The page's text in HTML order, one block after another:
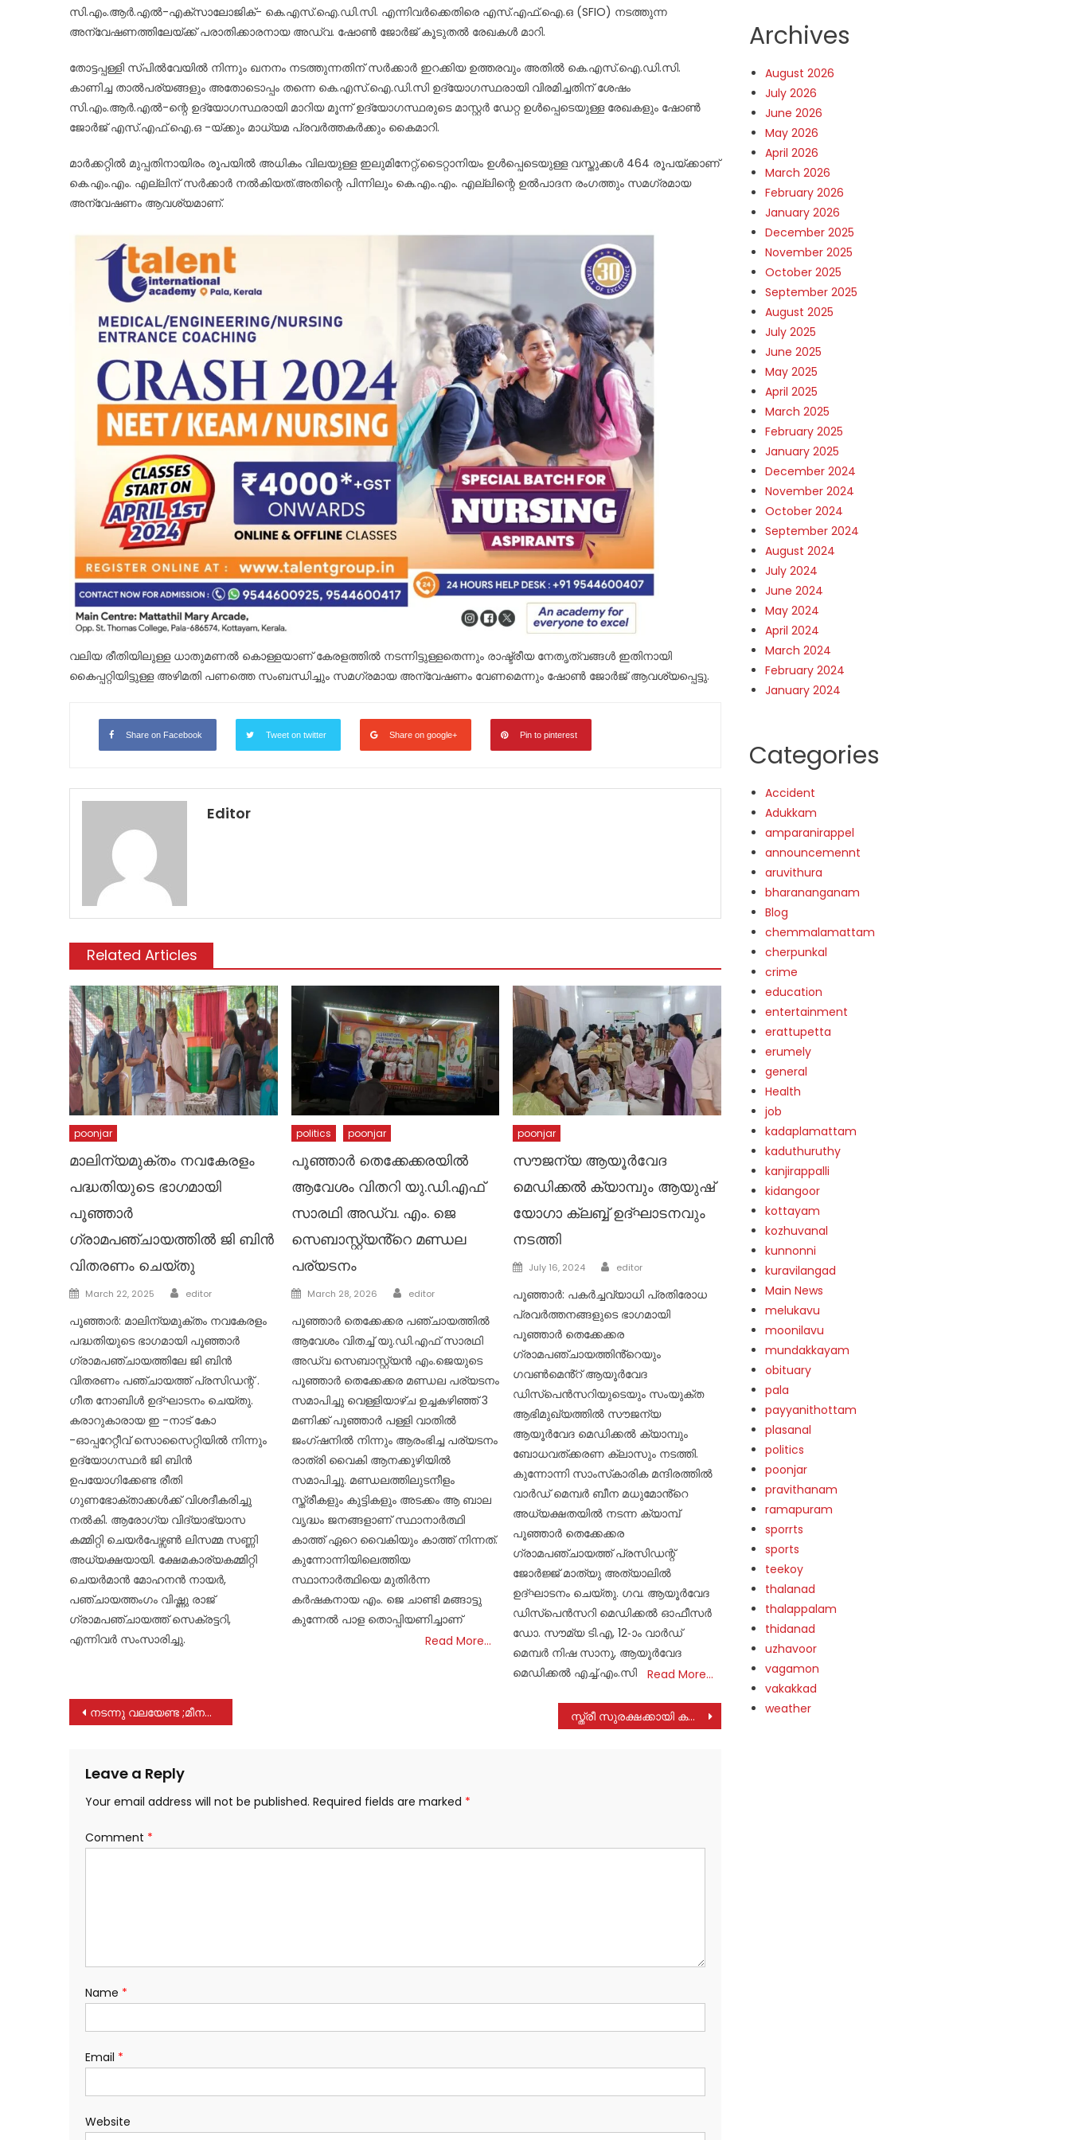
സി.എം.ആർ.എൽ-എക്സാലോജിക്- കെ.എസ്.ഐ.ഡി.സി. എന്നിവർക്കെതിരെ എസ്.എഫ്.ഐ.ഒ (SFIO) നടത്തുന്ന
അന്വേഷണത്തിലേയ്ക്ക് പരാതിക്കാരനായ അഡ്വ. ഷോൺ ജോർജ് കൂടുതൽ രേഖകൾ മാറി.
തോട്ടപ്പള്ളി സ്പിൽവേയിൽ നിന്നും ഖനനം നടത്തുന്നതിന് സർക്കാർ ഇറക്കിയ ഉത്തരവും അതിൽ കെ.എസ്.ഐ.ഡി.സി.
കാണിച്ച താൽപര്യങ്ങളും അതോടൊപ്പം തന്നെ കെ.എസ്.ഐ.ഡി.സി ഉദ്യോഗസ്ഥരായി വിരമിച്ചതിന് ശേഷം
സി.എം.ആര്‍.എല്‍-ന്റെ ഉദ്യോഗസ്ഥരായി മാറിയ മൂന്ന് ഉദ്യോഗസ്ഥരുടെ മാസ്റ്റർ ഡേറ്റ ഉൾപ്പെടെയുള്ള രേഖകളും ഷോൺ
ജോർജ് എസ്.എഫ്.ഐ.ഒ -യ്ക്കും മാധ്യമ പ്രവർത്തകർക്കും കൈമാറി.
മാർക്കറ്റിൽ മുപ്പതിനായിരം രൂപയിൽ അധികം വിലയുള്ള ഇലുമിനേറ്റ്,ടൈറ്റാനിയം ഉൾപ്പെടെയുള്ള വസ്തുക്കൾ 464 രൂപയ്ക്കാണ്
കെ.എം.എം. എല്ലിന് സർക്കാർ നൽകിയത്.അതിന്റെ പിന്നിലും കെ.എം.എം. എല്ലിന്റെ ഉൽപാദന രംഗത്തും സമഗ്രമായ
അന്വേഷണം ആവശ്യമാണ്.
വലിയ രീതിയിലുള്ള ധാതുമണൽ കൊള്ളയാണ് കേരളത്തിൽ നടന്നിട്ടുള്ളതെന്നും രാഷ്ട്രീയ നേതൃത്വങ്ങൾ ഇതിനായി
കൈപ്പറ്റിയിട്ടുള്ള അഴിമതി പണത്തെ സംബന്ധിച്ചും സമഗ്രമായ അന്വേഷണം വേണമെന്നും ഷോൺ ജോർജ് ആവശ്യപ്പെട്ടു.
Share on Facebook Tweet on twitter Share on google+ Pin to pinterest
Editor
Related Articles
poonjar
മാലിന്യമുക്തം നവകേരളം
പദ്ധതിയുടെ ഭാഗമായി
പൂഞ്ഞാർ
ഗ്രാമപഞ്ചായത്തിൽ ജി ബിൻ
വിതരണം ചെയ്തു
Posted
March 22, 2025 Author
editor
പൂഞ്ഞാർ: മാലിന്യമുക്തം നവകേരളം
പദ്ധതിയുടെ ഭാഗമായി പൂഞ്ഞാർ
ഗ്രാമപഞ്ചായത്തിലേ ജി ബിൻ
വിതരണം പഞ്ചായത്ത് പ്രസിഡന്റ്‌ .
ഗീത നോബിൾ ഉദ്ഘാടനം ചെയ്തു.
കരാറുകാരായ ഇ -നാട് കോ
-ഓപ്പറേറ്റീവ് സൊസൈറ്റിയിൽ നിന്നും
ഉദ്യോഗസ്ഥർ ജി ബിൻ
ഉപയോഗിക്കേണ്ട രീതി
ഗുണഭോക്താക്കൾക്ക് വിശദീകരിച്ചു
നൽകി. ആരോഗ്യ വിദ്യാഭ്യാസ
കമ്മിറ്റി ചെയർപേഴ്സൺ ലിസമ്മ സണ്ണി
അധ്യക്ഷയായി. ക്ഷേമകാര്യകമ്മിറ്റി
ചെയർമാൻ മോഹനൻ നായർ,
പഞ്ചായത്തംഗം വിഷ്ണു രാജ്
ഗ്രാമപഞ്ചായത്ത് സെക്രട്ടറി,
എന്നിവർ സംസാരിച്ചു.
politics poonjar
പൂഞ്ഞാർ തെക്കേക്കരയിൽ
ആവേശം വിതറി യു.ഡി.എഫ്
സാരഥി അഡ്വ. എം. ജെ
സെബാസ്റ്റ്യൻ്റെ മണ്ഡല
പര്യടനം
Posted
March 28, 2026 Author
editor
പൂഞ്ഞാർ തെക്കേക്കര പഞ്ചായത്തിൽ
ആവേശം വിതച്ച് യു.ഡി.എഫ് സാരഥി
അഡ്വ സെബാസ്റ്റ്യൻ എം.ജെയുടെ
പൂഞ്ഞാർ തെക്കേക്കര മണ്ഡല പര്യടനം
സമാപിച്ചു വെള്ളിയാഴ്ച ഉച്ചകഴിഞ്ഞ് 3
മണിക്ക് പൂഞ്ഞാർ പള്ളി വാതിൽ
ജംഗ്ഷനിൽ നിന്നും ആരംഭിച്ച പര്യടനം
രാത്രി വൈകി ആനക്കുഴിയിൽ
സമാപിച്ചു. മണ്ഡലത്തിലുടനീളം
സ്ത്രീകളും കുട്ടികളും അടക്കം ആ ബാല
വൃദ്ധം ജനങ്ങളാണ് സ്ഥാനാർത്ഥി
കാത്ത് ഏറെ വൈകിയും കാത്ത് നിന്നത്.
കുന്നോന്നിയിലെത്തിയ
സ്ഥാനാർത്ഥിയെ മുതിർന്ന
കർഷകനായ എം. ജെ ചാണ്ടി മങ്ങാട്ടു
കുന്നേൽ പാള തൊപ്പിയണിച്ചാണ്
Read More…
poonjar
സൗജന്യ ആയൂർവേദ
മെഡിക്കൽ ക്യാമ്പും ആയുഷ്
യോഗാ ക്ലബ്ബ് ഉദ്ഘാടനവും
നടത്തി
Posted
July 16, 2024 Author
editor
പൂഞ്ഞാർ: പകർച്ചവ്യാധി പ്രതിരോധ
പ്രവർത്തനങ്ങളുടെ ഭാഗമായി
പൂഞ്ഞാർ തെക്കേക്കര
ഗ്രാമപഞ്ചായത്തിൻ്റെയും
ഗവൺമെൻ്റ് ആയൂർവേദ
ഡിസ്പെൻസറിയുടെയും സംയുക്ത
ആഭിമുഖ്യത്തിൽ സൗജന്യ
ആയൂർവേദ മെഡിക്കൽ ക്യാമ്പും
ബോധവത്ക്കരണ ക്ലാസും നടത്തി.
കുന്നോന്നി സാംസ്‌കാരിക മന്ദിരത്തിൽ
വാർഡ് മെമ്പർ ബീന മധുമോൻ്റെ
അധ്യക്ഷതയിൽ നടന്ന ക്യാമ്പ്
പൂഞ്ഞാർ തെക്കേക്കര
ഗ്രാമപഞ്ചായത്ത് പ്രസിഡന്റ്
ജോർജ്ജ് മാത്യു അത്യാലിൽ
ഉദ്ഘാടനം ചെയ്തു. ഗവ. ആയൂർവേദ
ഡിസ്പെൻസറി മെഡിക്കൽ ഓഫീസർ
ഡോ. സൗമ്യ ടി.എ, 12-ാം വാർഡ്
മെമ്പർ നിഷ സാനു, ആയൂർവേദ
മെഡിക്കൽ എച്ച്.എം.സി
Read More…
Post
നടന്നു വലയേണ്ട ;മീനച്ചിൽ ഗ്രാമത്തിലൂടെ വണ്ടിയുണ്ട് സ്ത്രീ സുരക്ഷക്കായി കനലൊരുക്കി അരുവിത്തുറ സെൻ്റ് ജോർജ് കോളേജ്
Leave a Reply
Your email address will not be published. Required fields are marked *
Comment *
Name *
Email *
Website
Archives
August 2026
July 2026
June 2026
May 2026
April 2026
March 2026
February 2026
January 2026
December 2025
November 2025
October 2025
September 2025
August 2025
July 2025
June 2025
May 2025
April 2025
March 2025
February 2025
January 2025
December 2024
November 2024
October 2024
September 2024
August 2024
July 2024
June 2024
May 2024
April 2024
March 2024
February 2024
January 2024
Categories
Accident
Adukkam
amparanirappel
announcemennt
aruvithura
bharananganam
Blog
chemmalamattam
cherpunkal
crime
education
entertainment
erattupetta
erumely
general
Health
job
kadaplamattam
kaduthuruthy
kanjirappalli
kidangoor
kottayam
kozhuvanal
kunnonni
kuravilangad
Main News
melukavu
moonilavu
mundakkayam
obituary
pala
payyanithottam
plasanal
politics
poonjar
pravithanam
ramapuram
sporrts
sports
teekoy
thalanad
thalappalam
thidanad
uzhavoor
vagamon
vakakkad
weather